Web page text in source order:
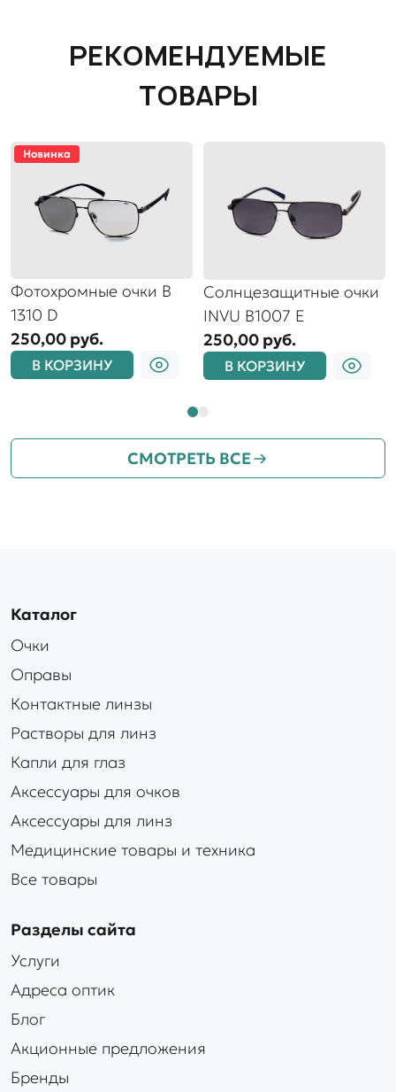
РЕКОМЕНДУЕМЫЕ
ТОВАРЫ
Новинка
Фотохромные очки B
1310 D
250,00 руб.
В КОРЗИНУ
Солнцезащитные очки
INVU B1007 E
250,00 руб.
В КОРЗИНУ
СМОТРЕТЬ ВСЕ
Каталог
Очки
Оправы
Контактные линзы
Растворы для линз
Капли для глаз
Аксессуары для очков
Аксессуары для линз
Медицинские товары и техника
Все товары
Разделы сайта
Услуги
Адреса оптик
Блог
Акционные предложения
Бренды